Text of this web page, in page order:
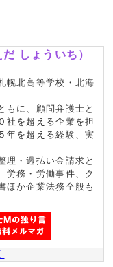
しょういち）
幌北高等学校・北海
もに、顧問弁護士と
社を超える企業を担
年を超える経験、実
理・過払い金請求と
労務・労働事件、ク
ほか企業法務全般も